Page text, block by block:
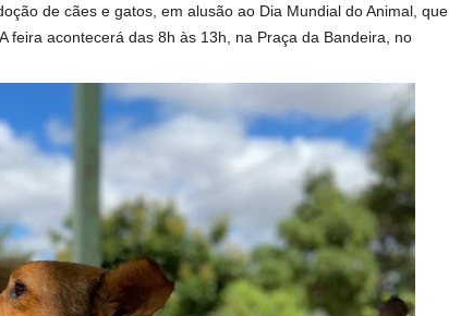
de cães e gatos, em alusão ao Dia Mundial do Animal, que
feira acontecerá das 8h às 13h, na Praça da Bandeira, no